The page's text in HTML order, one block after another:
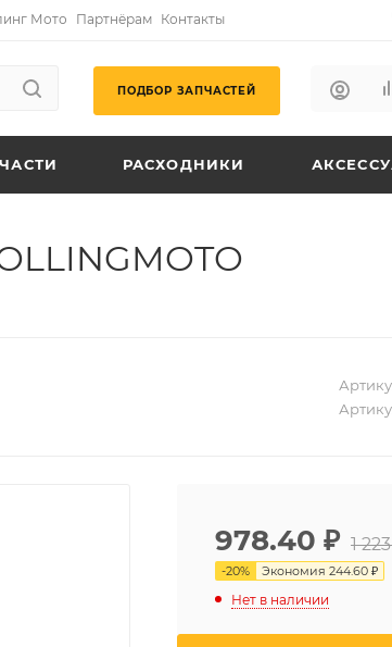
Мото Партнёрам Контакты
ПОДБОР ЗАПЧАСТЕЙ
РАСХОДНИКИ
978.40 ₽ 1
-20% Экономия 244.60 ₽
Нет в наличии